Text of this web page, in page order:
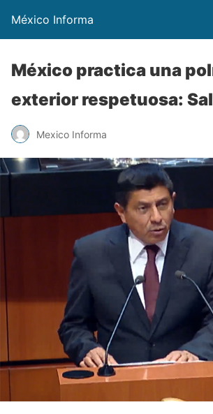
México Informa
México practica una
exterior respetuosa:
Mexico Informa